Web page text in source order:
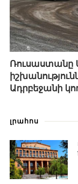
Ռուսաստանը
Ադրբեջանի
լրահոս